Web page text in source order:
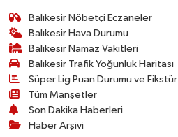
Balıkesir Nöbetçi Eczaneler
Balıkesir Hava Durumu
Balıkesir Namaz Vakitleri
Balıkesir Trafik Yoğunluk Haritası
Süper Lig Puan Durumu ve Fikstür
Tüm Manşetler
Son Dakika Haberleri
Haber Arşivi
VİZYONDAKİLER
YAŞAM